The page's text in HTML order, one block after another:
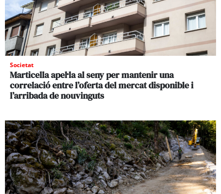
Societat
Marticella apel·la al seny per mantenir una
correlació entre l’oferta del mercat disponible i
l’arribada de nouvinguts